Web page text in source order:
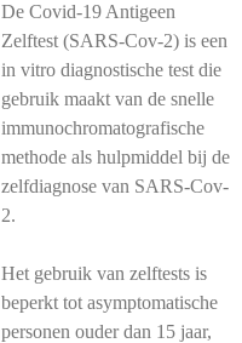
De Covid-19 Antigeen
Zelftest (SARS-Cov-2) is een
in vitro diagnostische test die
gebruik maakt van de snelle
immunochromatografische
methode als hulpmiddel bij de
zelfdiagnose van SARS-Cov-
2.
Het gebruik van zelftests is
beperkt tot asymptomatische
personen ouder dan 15 jaar,